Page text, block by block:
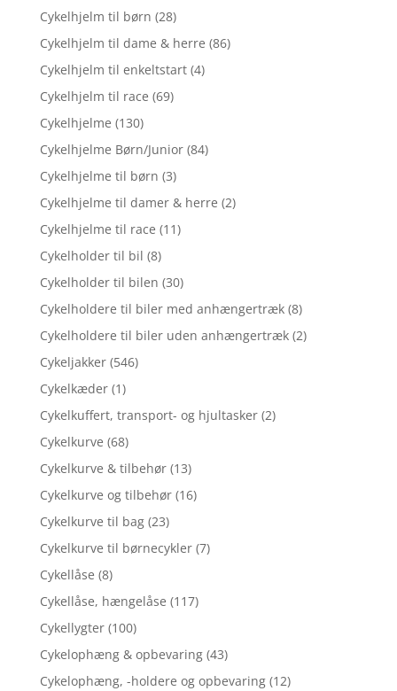
Cykelhjelm til børn (28)
Cykelhjelm til dame & herre (86)
Cykelhjelm til enkeltstart (4)
Cykelhjelm til race (69)
Cykelhjelme (130)
Cykelhjelme Børn/Junior (84)
Cykelhjelme til børn (3)
Cykelhjelme til damer & herre (2)
Cykelhjelme til race (11)
Cykelholder til bil (8)
Cykelholder til bilen (30)
Cykelholdere til biler med anhængertræk (8)
Cykelholdere til biler uden anhængertræk (2)
Cykeljakker (546)
Cykelkæder (1)
Cykelkuffert, transport- og hjultasker (2)
Cykelkurve (68)
Cykelkurve & tilbehør (13)
Cykelkurve og tilbehør (16)
Cykelkurve til bag (23)
Cykelkurve til børnecykler (7)
Cykellåse (8)
Cykellåse, hængelåse (117)
Cykellygter (100)
Cykelophæng & opbevaring (43)
Cykelophæng, -holdere og opbevaring (12)